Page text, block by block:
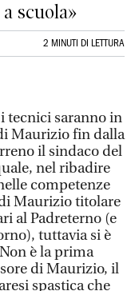
scuola»
2 MINUTI DI LETTURA
tecnici saranno in
Maurizio fin dalla
il sindaco del
nel ribadire
competenze
Maurizio titolare
al Padreterno (e
tuttavia si è
è la prima
di Maurizio, il
spastica che